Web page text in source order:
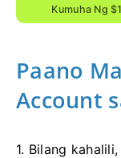
Kumuha Ng
Paano
Account
1. Bilang